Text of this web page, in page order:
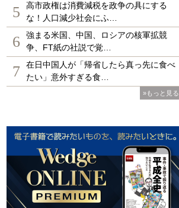
5
高市政権は消費減税を政争の具にする
な！人口減少社会にふ…
6
強まる米国、中国、ロシアの核軍拡競
争、FT紙の社説で覚…
7
在日中国人が「帰省したら真っ先に食べ
たい」意外すぎる食…
»もっと見る